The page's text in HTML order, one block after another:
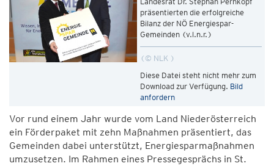
präsentierten die erfolgreiche
Bilanz der NÖ Energiespar-
Gemeinden (v.l.n.r.)
© NLK
Diese Datei steht nicht mehr zum
Download zur Verfügung. Bild
anfordern
Vor rund einem Jahr wurde vom Land Niederösterreich
ein Förderpaket mit zehn Maßnahmen präsentiert, das
Gemeinden dabei unterstützt, Energiesparmaßnahmen
umzusetzen. Im Rahmen eines Pressegesprächs in St.